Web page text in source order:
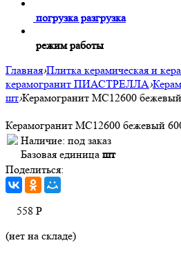
погрузка разгрузка
режим работы
Главная›Плитка керамическая и
керамогранит ПИАСТРЕЛЛА›
шт›Керамогранит MC12600
Керамогранит MC12600 бежевый
Наличие: под заказ
Базовая единица шт
Поделиться:
558 Р
(нет на складе)